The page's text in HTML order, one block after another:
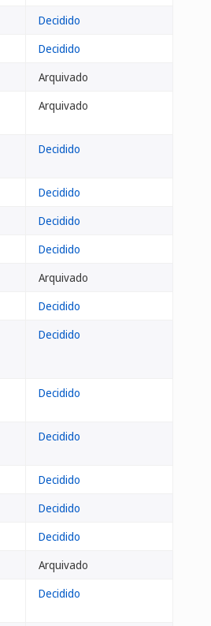
Decidido
Decidido
Arquivado
Arquivado
Decidido
Decidido
Decidido
Decidido
Arquivado
Decidido
Decidido
Decidido
Decidido
Decidido
Decidido
Decidido
Arquivado
Decidido